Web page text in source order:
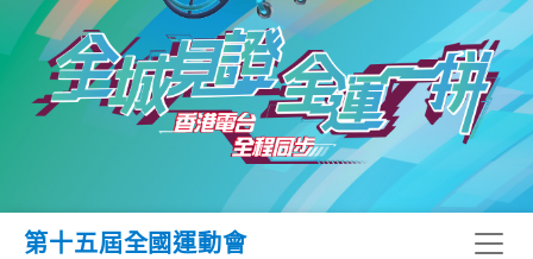
第十五屆全國運動會